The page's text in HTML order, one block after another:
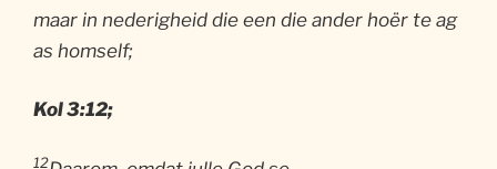
maar in nederigheid die een die ander hoër te ag
as homself;
Kol 3:12;
12